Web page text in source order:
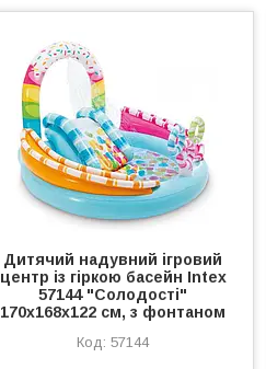
Дитячий надувний ігровий
центр із гіркою басейн Intex
57144 "Солодості"
170x168x122 см, з фонтаном
57144